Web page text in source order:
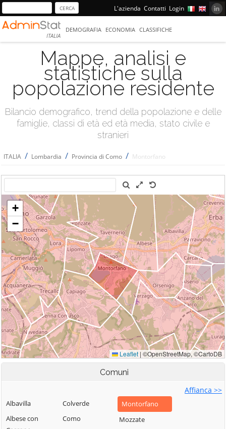
L'azienda Contatti Login
ITALIA
DEMOGRAFIA ECONOMIA CLASSIFICHE
Mappe, analisi e
statistiche sulla
popolazione residente
Bilancio demografico, trend della popolazione e delle
famiglie, classi di età ed età media, stato civile e
stranieri
ITALIA / Lombardia / Provincia di Como / Montorfano
Comuni
Affianca >>
Albavilla
Albese con
Colverde
Como
Montorfano
Mozzate